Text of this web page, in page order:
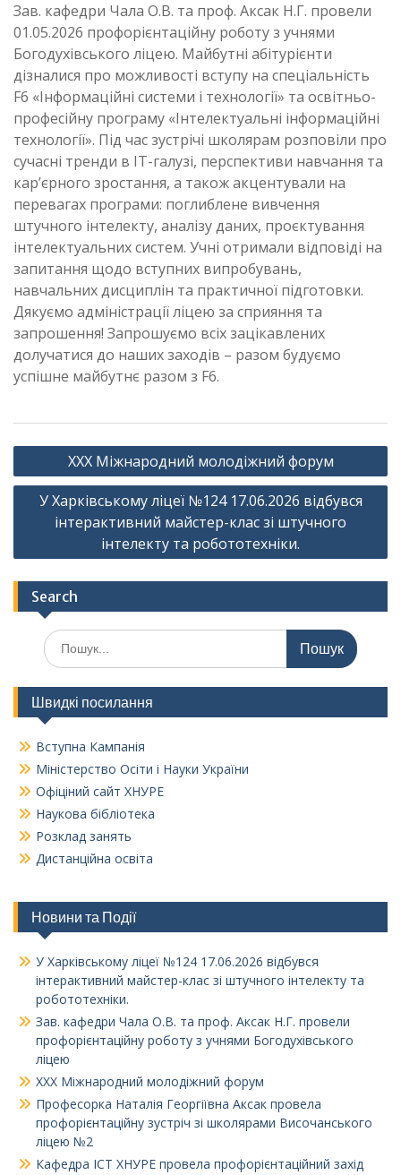
Зав. кафедри Чала О.В. та проф. Аксак Н.Г. провели
01.05.2026 профорієнтаційну роботу з учнями
Богодухівського ліцею. Майбутні абітурієнти
дізналися про можливості вступу на спеціальність
F6 «Інформаційні системи і технології» та освітньо-
професійну програму «Інтелектуальні інформаційні
технології». Під час зустрічі школярам розповіли про
сучасні тренди в IT-галузі, перспективи навчання та
кар’єрного зростання, а також акцентували на
перевагах програми: поглиблене вивчення
штучного інтелекту, аналізу даних, проєктування
інтелектуальних систем. Учні отримали відповіді на
запитання щодо вступних випробувань,
навчальних дисциплін та практичної підготовки.
Дякуємо адміністрації ліцею за сприяння та
запрошення! Запрошуємо всіх зацікавлених
долучатися до наших заходів – разом будуємо
успішне майбутнє разом з F6.
Навігація
записів
XXX Міжнародний молодіжний форум
У Харківському ліцеї №124 17.06.2026 відбувся
інтерактивний майстер-клас зі штучного
інтелекту та робототехніки.
Search
Шукати:
Швидкі посилання
Вступна Кампанія
Міністерство Осіти і Науки України
Офіціний сайт ХНУРЕ
Наукова бібліотека
Розклад занять
Дистанційна освіта
Новини та Події
У Харківському ліцеї №124 17.06.2026 відбувся
інтерактивний майстер-клас зі штучного інтелекту та
робототехніки.
Зав. кафедри Чала О.В. та проф. Аксак Н.Г. провели
профорієнтаційну роботу з учнями Богодухівського
ліцею
XXX Міжнародний молодіжний форум
Професорка Наталія Георгіївна Аксак провела
профорієнтаційну зустріч зі школярами Височанського
ліцею №2
Кафедра ІСТ ХНУРЕ провела профорієнтаційний захід